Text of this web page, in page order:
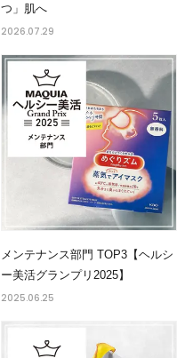
つ」肌へ
2026.07.29
メンテナンス部門 TOP3【ヘルシ
ー美活グランプリ2025】
2025.06.25